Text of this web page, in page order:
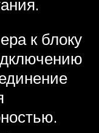
к блоку